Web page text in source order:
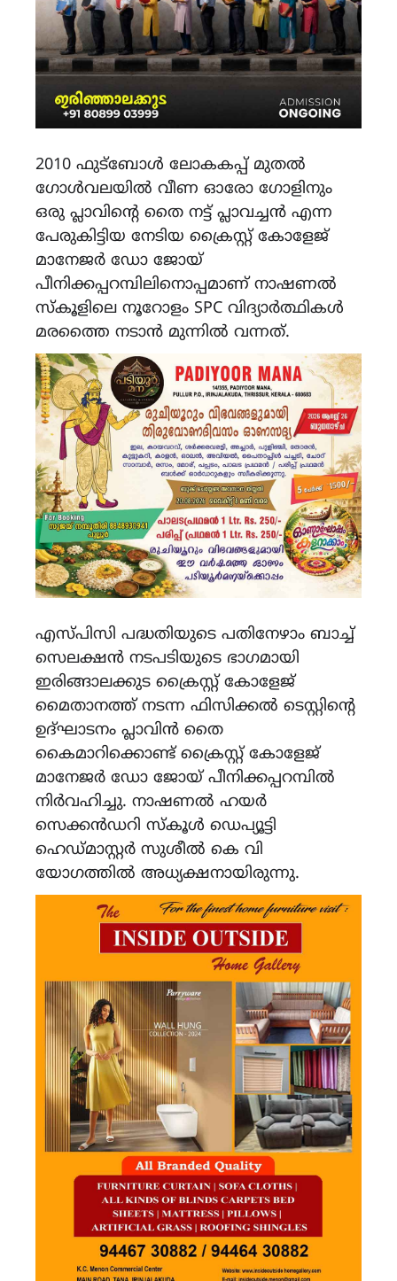
2010 ഫുട്ബോൾ ലോകകപ്പ് മുതൽ
ഗോൾവലയിൽ വീണ ഓരോ ഗോളിനും
ഒരു പ്ലാവിൻ്റെ തൈ നട്ട് പ്ലാവച്ചൻ എന്ന
പേരുകിട്ടിയ നേടിയ ക്രൈസ്റ്റ് കോളേജ്
മാനേജർ ഡോ ജോയ്
പീനിക്കപ്പറമ്പിലിനൊപ്പമാണ് നാഷണൽ
സ്കൂളിലെ നൂറോളം SPC വിദ്യാർത്ഥികൾ
മരത്തൈ നടാൻ മുന്നിൽ വന്നത്.
എസ്പിസി പദ്ധതിയുടെ പതിനേഴാം ബാച്ച്
സെലക്ഷൻ നടപടിയുടെ ഭാഗമായി
ഇരിങ്ങാലക്കുട ക്രൈസ്റ്റ് കോളേജ്
മൈതാനത്ത് നടന്ന ഫിസിക്കൽ ടെസ്റ്റിൻ്റെ
ഉദ്ഘാടനം പ്ലാവിൻ തൈ
കൈമാറിക്കൊണ്ട് ക്രൈസ്റ്റ് കോളേജ്
മാനേജർ ഡോ ജോയ് പീനിക്കപ്പറമ്പിൽ
നിർവഹിച്ചു. നാഷണൽ ഹയർ
സെക്കൻഡറി സ്കൂൾ ഡെപ്യൂട്ടി
ഹെഡ്മാസ്റ്റർ സുശീൽ കെ വി
യോഗത്തിൽ അധ്യക്ഷനായിരുന്നു.